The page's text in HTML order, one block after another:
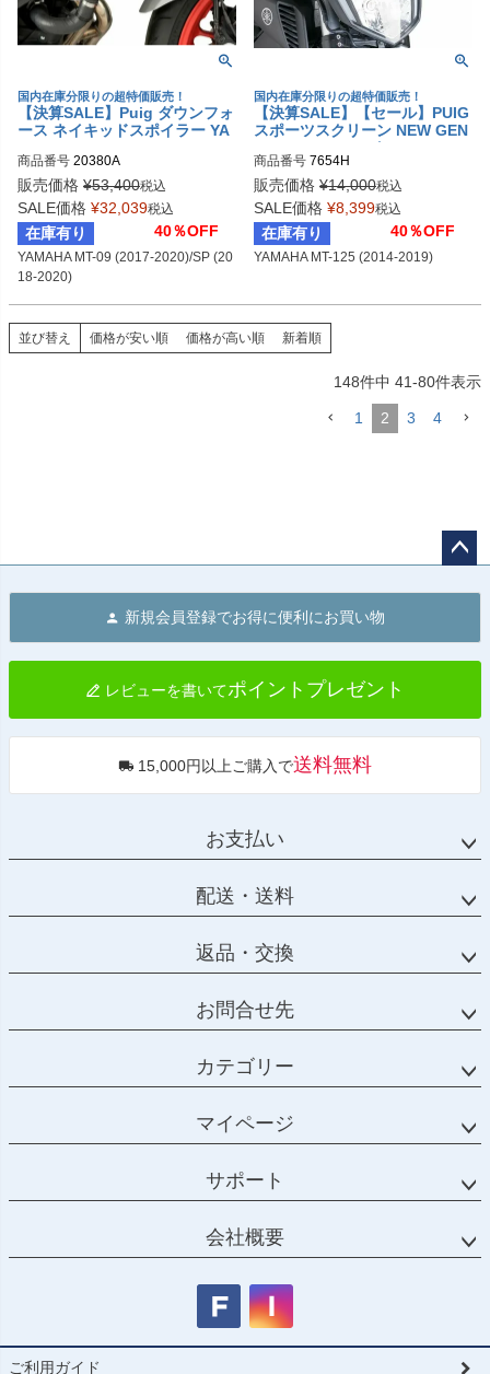
国内在庫分限りの超特価販売！
【決算SALE】Puig ダウンフォ
ース ネイキッドスポイラー YA
(2018-2020)
商品番号 20380A
販売価格 ¥53,400税込
SALE価格 ¥32,039税込
在庫有り 40％OFF
YAMAHA MT-09 (2017-2020)/SP (20
18-2020)
国内在庫分限りの超特価販売！
【決算SALE】【セール】PUIG
スポーツスクリーン NEW GEN
ERATION スモーク YAMAHA
MT-125 (2014-2019)
商品番号 7654H
販売価格 ¥14,000税込
SALE価格 ¥8,399税込
在庫有り 40％OFF
YAMAHA MT-125 (2014-2019)
並び替え 価格が安い順 価格が高い順 新着順
148件中 41-80件表示
1 2 3 4
へ
新規会員登録でお得に便利にお買い物
レビューを書いてポイントプレゼント
15,000円以上ご購入で送料無料
お支払い
配送・送料
返品・交換
お問合せ先
カテゴリー
マイページ
サポート
会社概要
ご利用ガイド